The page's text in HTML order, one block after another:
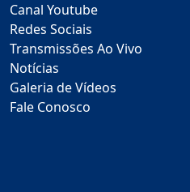
Canal Youtube
Redes Sociais
Transmissões Ao Vivo
Notícias
Galeria de Vídeos
Fale Conosco